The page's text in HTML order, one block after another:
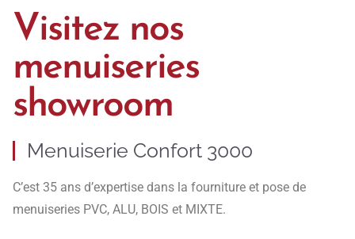
Visitez nos
menuiseries
showroom
Menuiserie Confort 3000
C’est 35 ans d’expertise dans la fourniture et pose de
menuiseries PVC, ALU, BOIS et MIXTE.